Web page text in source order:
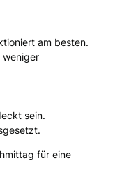
am besten.
weniger
sein.
für eine